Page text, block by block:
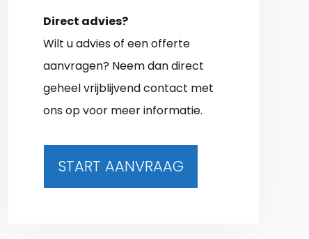
Direct advies?
Wilt u advies of een offerte
aanvragen? Neem dan direct
geheel vrijblijvend contact met
ons op voor meer informatie.
START AANVRAAG